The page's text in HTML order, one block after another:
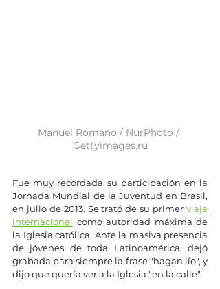
Manuel Romano / NurPhoto /
Gettyimages.ru
Fue muy recordada su participación en la
Jornada Mundial de la Juventud en Brasil,
en julio de 2013. Se trató de su primer viaje
internacional como autoridad máxima de
la Iglesia católica. Ante la masiva presencia
de jóvenes de toda Latinoamérica, dejó
grabada para siempre la frase "hagan lío", y
dijo que quería ver a la Iglesia "en la calle".